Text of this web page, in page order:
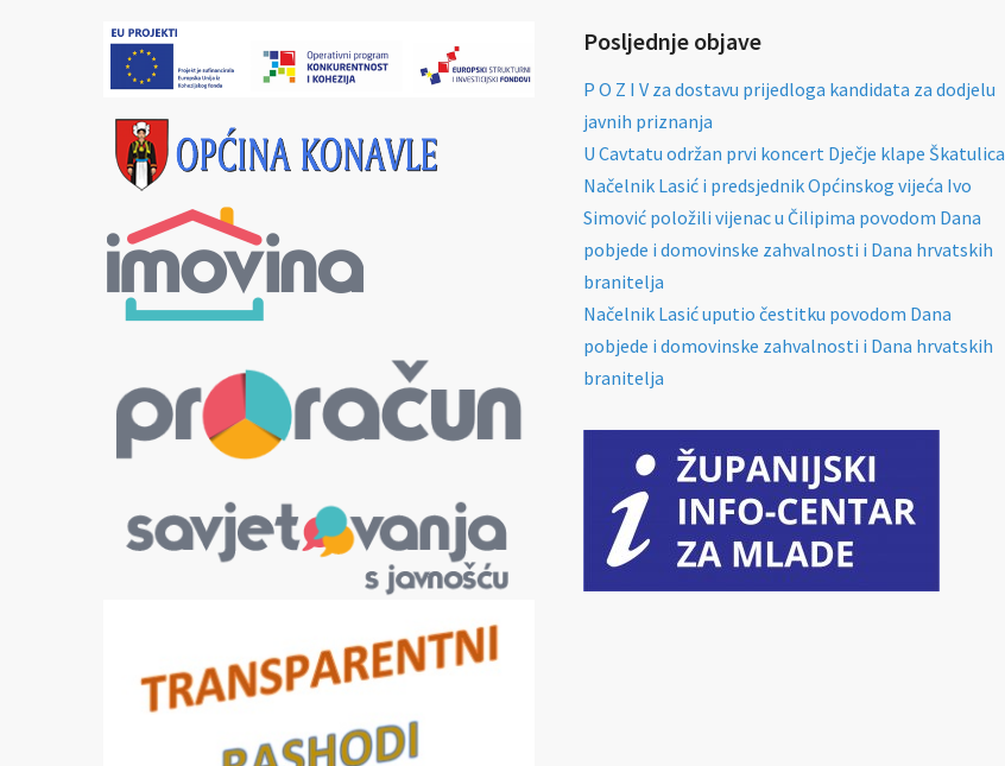
Posljednje objave
P O Z I V za dostavu prijedloga kandidata za dodjelu
javnih priznanja
U Cavtatu održan prvi koncert Dječje klape Škatulica
Načelnik Lasić i predsjednik Općinskog vijeća Ivo
Simović položili vijenac u Čilipima povodom Dana
pobjede i domovinske zahvalnosti i Dana hrvatskih
branitelja
Načelnik Lasić uputio čestitku povodom Dana
pobjede i domovinske zahvalnosti i Dana hrvatskih
branitelja